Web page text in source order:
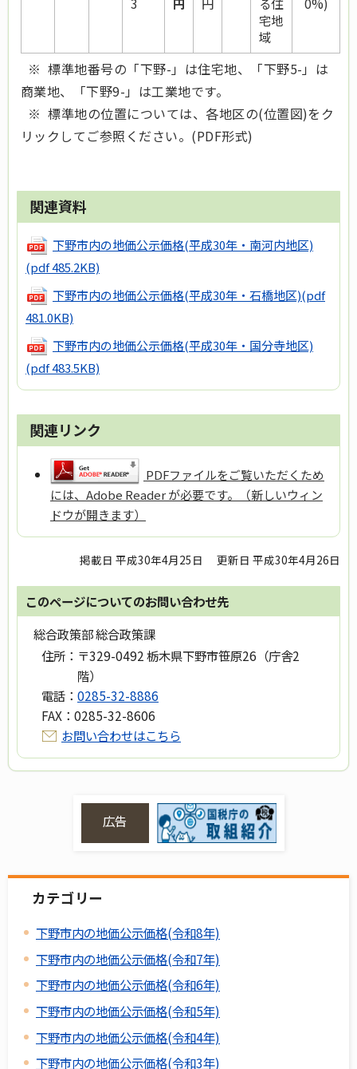
宅地
域
※ 標準地番号の「下野-」は住宅地、「下野5-」は
商業地、「下野9-」は工業地です。
※ 標準地の位置については、各地区の(位置図)をク
リックしてご参照ください。(PDF形式)
関連資料
下野市内の地価公示価格(平成30年・南河内地区)
(pdf 485.2KB)
下野市内の地価公示価格(平成30年・石橋地区)(pdf
481.0KB)
下野市内の地価公示価格(平成30年・国分寺地区)
(pdf 483.5KB)
関連リンク
PDFファイルをご覧いただくため
には、Adobe Reader が必要です。（新しいウィン
ドウが開きます）
掲載日 平成30年4月25日 更新日 平成30年4月26日
このページについてのお問い合わせ先
総合政策部 総合政策課
住所： 〒329-0492 栃木県下野市笹原26（庁舎2
階）
電話： 0285-32-8886
FAX： 0285-32-8606
お問い合わせはこちら
広告
カテゴリー
下野市内の地価公示価格(令和8年)
下野市内の地価公示価格(令和7年)
下野市内の地価公示価格(令和6年)
下野市内の地価公示価格(令和5年)
下野市内の地価公示価格(令和4年)
下野市内の地価公示価格(令和3年)